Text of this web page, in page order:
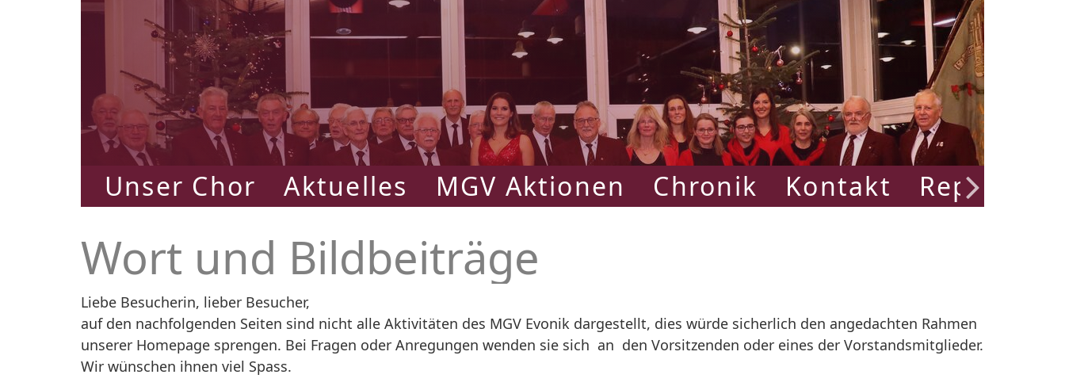
Festliche Stunde 2019
16:00 Uhr
Zum Konzert
Unser Chor Aktuelles MGV Aktionen Chronik Kontakt Repertoire
Wort und Bildbeiträge
Liebe Besucherin, lieber Besucher,
auf den nachfolgenden Seiten sind nicht alle Aktivitäten des MGV Evonik dargestellt, dies würde sicherlich den angedachten Rahmen
unserer Homepage sprengen. Bei Fragen oder Anregungen wenden sie sich an den Vorsitzenden oder eines der Vorstandsmitglieder.
Wir wünschen ihnen viel Spass.